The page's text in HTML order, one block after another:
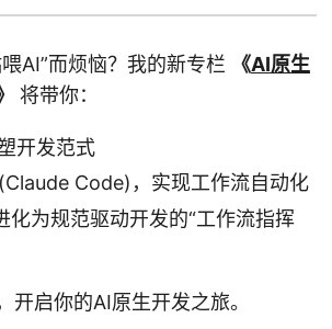
AI”而烦恼？我的新专栏 《AI原生
将带你：
开发范式
Code)，实现工作流自动化
化为规范驱动开发的“工作流指挥
开启你的AI原生开发之旅。